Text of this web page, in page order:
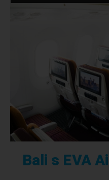
Bali s EVA